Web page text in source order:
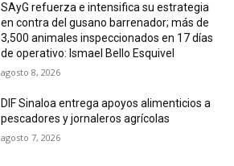
SAyG refuerza e intensifica su estrategia
en contra del gusano barrenador; más de
3,500 animales inspeccionados en 17 días
de operativo: Ismael Bello Esquivel
agosto 8, 2026
DIF Sinaloa entrega apoyos alimenticios a
pescadores y jornaleros agrícolas
agosto 7, 2026